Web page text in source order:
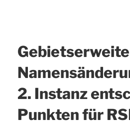
2. Instanz
Punkten für